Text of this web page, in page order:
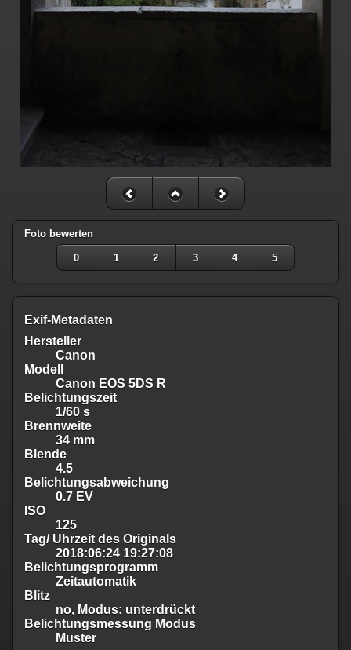
Foto bewerten
0 1 2 3 4 5
Exif-Metadaten
Hersteller
Canon
Modell
Canon EOS 5DS R
Belichtungszeit
1/60 s
Brennweite
34 mm
Blende
4.5
Belichtungsabweichung
0.7 EV
ISO
125
Tag/ Uhrzeit des Originals
2018:06:24 19:27:08
Belichtungsprogramm
Zeitautomatik
Blitz
no, Modus: unterdrückt
Belichtungsmessung Modus
Muster